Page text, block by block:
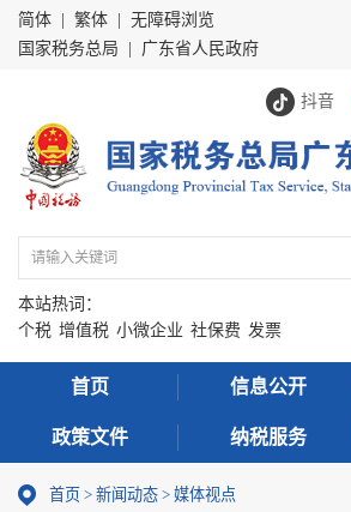
简体 繁体
无障碍浏览
国家税务总局
广东省人民政府
抖音
本站热词：
个税 增值税 小微企业 社保费 发票
首页 信息公开
政策文件 纳税服务
首页 > 新闻动态 > 媒体视点